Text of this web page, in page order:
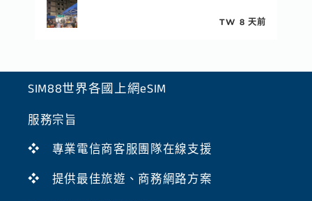
TW 1個月前
SIM88世界各國上網eSIM
服務宗旨
❖ 專業電信商客服團隊在線支援
❖ 提供最佳旅遊、商務網路方案